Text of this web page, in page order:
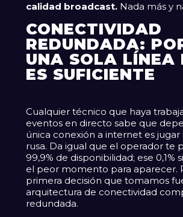
calidad broadcast. Nada más y
CONECTIVIDAD
REDUNDADA:
UNA SOLA LÍNEA
ES SUFICIENTE
Cualquier técnico que haya
eventos en directo sabe que
única conexión a internet es jugar
rusa. Da igual que el operador te
99,9% de disponibilidad; ese 0,1%
el peor momento para aparecer.
primera decisión que tomamos
arquitectura de conectividad
redundada.